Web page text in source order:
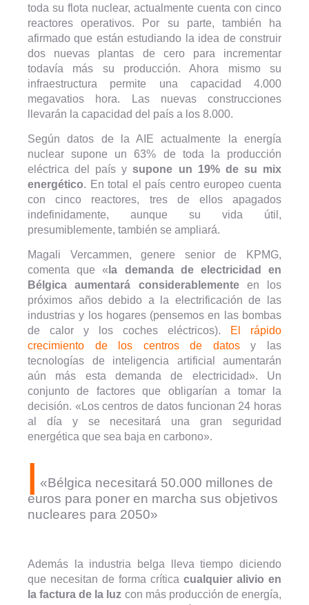
toda su flota nuclear, actualmente cuenta con cinco
reactores operativos. Por su parte, también ha
afirmado que están estudiando la idea de construir
dos nuevas plantas de cero para incrementar
todavía más su producción. Ahora mismo su
infraestructura permite una capacidad 4.000
megavatios hora. Las nuevas construcciones
llevarán la capacidad del país a los 8.000.
Según datos de la AIE actualmente la energía
nuclear supone un 63% de toda la producción
eléctrica del país ysupone un 19% de su mix
energético. En total el país centro europeo cuenta
con cinco reactores, tres de ellos apagados
indefinidamente, aunque su vida útil,
presumiblemente, también se ampliará.
Magali Vercammen, genere senior de KPMG,
comenta que « la demanda de electricidad en
Bélgica aumentará considerablementeen los
próximos años debido a la electrificación de las
industrias y los hogares (pensemos en las bombas
de calor y los coches eléctricos).
El rápido
crecimiento de los centros de datosy las
tecnologías de inteligencia artificial aumentarán
aún más esta demanda de electricidad». Un
conjunto de factores que obligarían a tomar la
decisión. «Los centros de datos funcionan 24 horas
al día y se necesitará una gran seguridad
energética que sea baja en carbono».
«Bélgica necesitará 50.000 millones de
euros para poner en marcha sus objetivos
nucleares para 2050»
Además la industria belga lleva tiempo diciendo
que necesitan de forma crítica cualquier alivio en
la factura de la luz con más producción de energía,